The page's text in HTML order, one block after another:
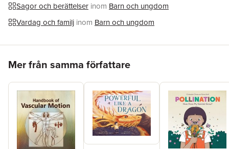
Sagor och berättelser inom Barn och ungdom
Vardag och familj inom Barn och ungdom
Mer från samma författare